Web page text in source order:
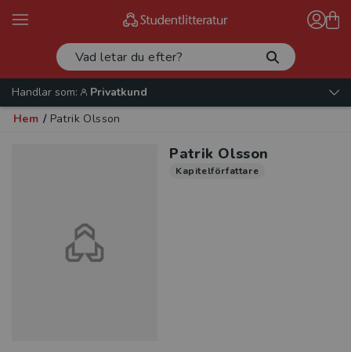
Handlar som:
Privatkund
Hem / Patrik Olsson
Patrik Olsson
Kapitelförfattare